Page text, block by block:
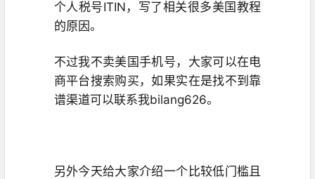
个人税号ITIN，写了相关很多美国教程
的原因。
不过我不卖美国手机号，大家可以在电
商平台搜索购买，如果实在是找不到靠
谱渠道可以联系我bilang626。
另外今天给大家介绍一个比较低门槛且